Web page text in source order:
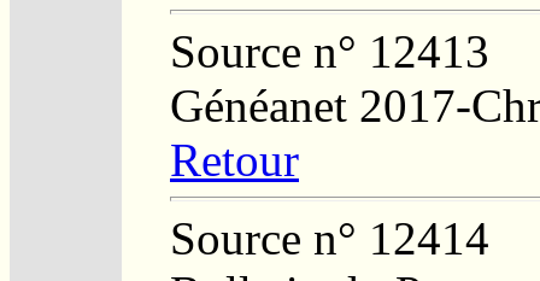
Source n° 12413
Généanet 2017-
Retour
Source n° 12414